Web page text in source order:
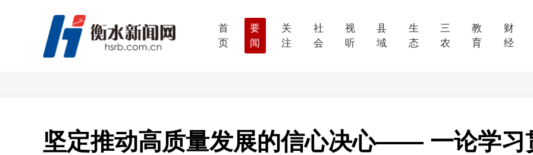
首
页
要
闻
关
注
社
会
视
听
县
域
生
态
三
农
教
育
财
经
坚定推动高质量发展的信心决心—— 一论学习